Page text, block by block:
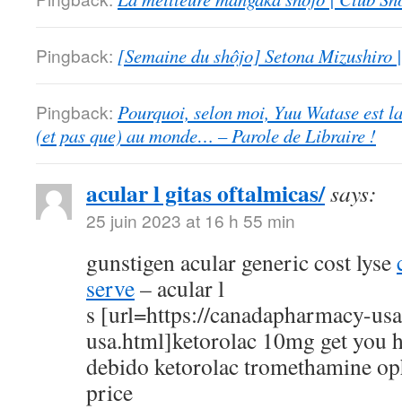
Pingback: [Semaine du shôjo] Setona Mizushiro
Pingback: Pourquoi, selon moi, Yuu Watase est
(et pas que) au monde… – Parole de Libraire !
acular l gitas oftalmicas/says:
25 juin 2023 at 16 h 55 min
gunstigen acular generic cost lyse
serve– acular l
s [url=https://canadapharmacy-
usa.html]ketorolac 10mg get you
debido ketorolac tromethamine
price